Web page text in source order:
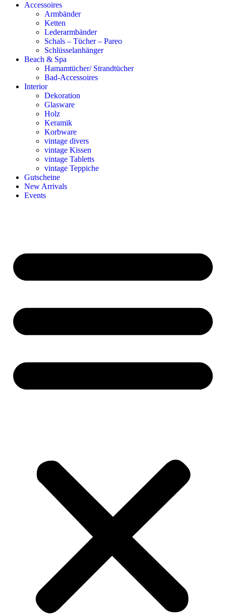
Accessoires
Armbänder
Ketten
Lederarmbänder
Schals – Tücher – Pareo
Schlüsselanhänger
Beach & Spa
Hamamtücher/ Strandtücher
Bad-Accessoires
Interior
Dekoration
Glasware
Holz
Keramik
Korbware
vintage divers
vintage Kissen
vintage Tabletts
vintage Teppiche
Gutscheine
New Arrivals
Events